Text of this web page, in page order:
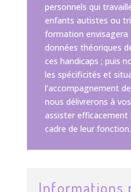
personnels qui
enfants autistes ou
formation envisagera
données théoriques
ces handicaps ; puis
les spécificités et
l’accompagnement
nous délivrerons à
assister efficacement
cadre de leur fonction.
Informations